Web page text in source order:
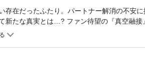
在だったふたり。パートナー解消の不安に
たな真実とは…? ファン待望の『真空融接
や演出を考慮して、電子版は一部のページ